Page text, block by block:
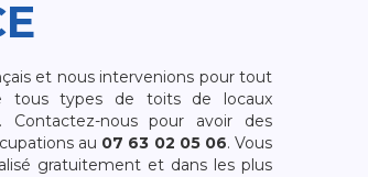
et nous intervenions pour tout
tous types de toits de locaux
Contactez-nous pour avoir des
au 07 63 02 05 06. Vous
gratuitement et dans les plus